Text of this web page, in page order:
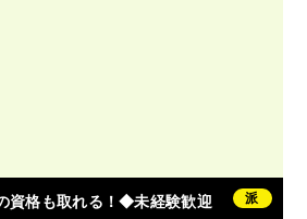
資格も取れる！◆未経験歓迎
派